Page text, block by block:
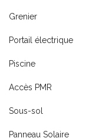
Grenier
Portail électrique
Piscine
Accès PMR
Sous-sol
Panneau Solaire